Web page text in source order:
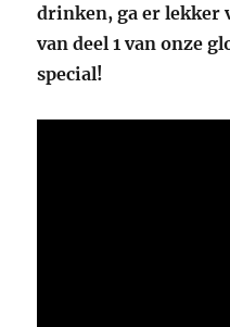
drinken, ga er lekker
van deel 1 van onze
special!